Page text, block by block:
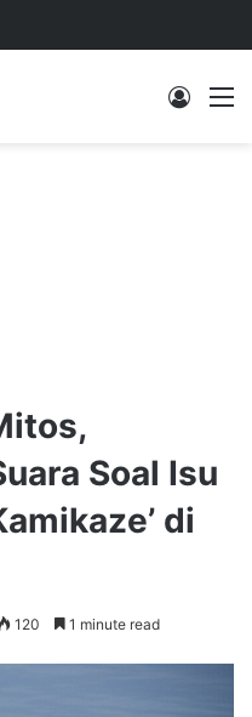
Log In
Soal Isu
di
120 1 minute read